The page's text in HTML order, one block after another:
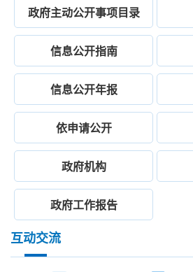
政府主动公开事项目录
信息公开指南
信息公开年报
依申请公开
政府机构
政府工作报告
互动交流